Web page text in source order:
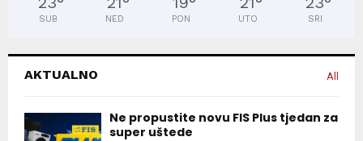
SUB NED PON UTO SRI
AKTUALNO All
Ne propustite novu FIS Plus tjedan za
super uštede